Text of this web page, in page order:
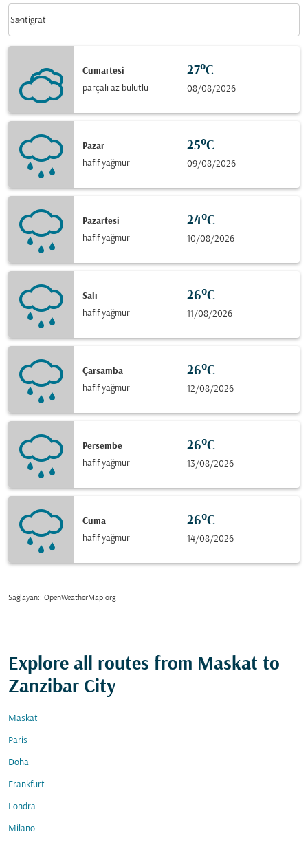
Santigrat
keyboard_arrow_down
Cumartesi
parçalı az bulutlu
27°C
08/08/2026
Pazar
hafif yağmur
25°C
09/08/2026
Pazartesi
hafif yağmur
24°C
10/08/2026
Salı
hafif yağmur
26°C
11/08/2026
Çarsamba
hafif yağmur
26°C
12/08/2026
Persembe
hafif yağmur
26°C
13/08/2026
Cuma
hafif yağmur
26°C
14/08/2026
Sağlayan:: OpenWeatherMap.org
Explore all routes from Maskat to
Zanzibar City
Maskat
Paris
Doha
Frankfurt
Londra
Milano